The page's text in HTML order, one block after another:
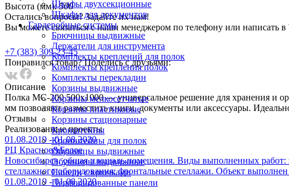
Шкафы двухсекционные
Шкафы для документов
Гардеробные системы
Брючницы выдвижные
Держатели для инструмента
Комплекты креплений для полок
Комплекты крепления полок
Комплекты перекладин
Корзины выдвижные
Корзины мелкосетчатые
Корзины пластиковые
Корзины стационарные
Кронштейны
Кронштейны для полок
Обувницы выдвижные
Обувницы выдвижные
Панели с крючками
Перфорированные панели
Высота (мм):500
Остались вопросы? Задайте их нам!
Вы можете связаться с наши менеджером по телефону или написать в
+7 (383) 309-23-45
Понравился товар? Поделись с друзьями:
Описание
Полка МС-200 500x1000 — универсальное решение для хранения и
мм позволяют разместить книги, документы или аксессуары.
Отзывы
Реализованныe проекты
01.08.2019 - 01.08.2020
РЦ Красное&Белое
Новосибирск, общая площадь помещения. Виды выполненных работ:
стеллажного оборудования: фронтальные стеллажи. Объект
01.08.2019 - 01.08.2020